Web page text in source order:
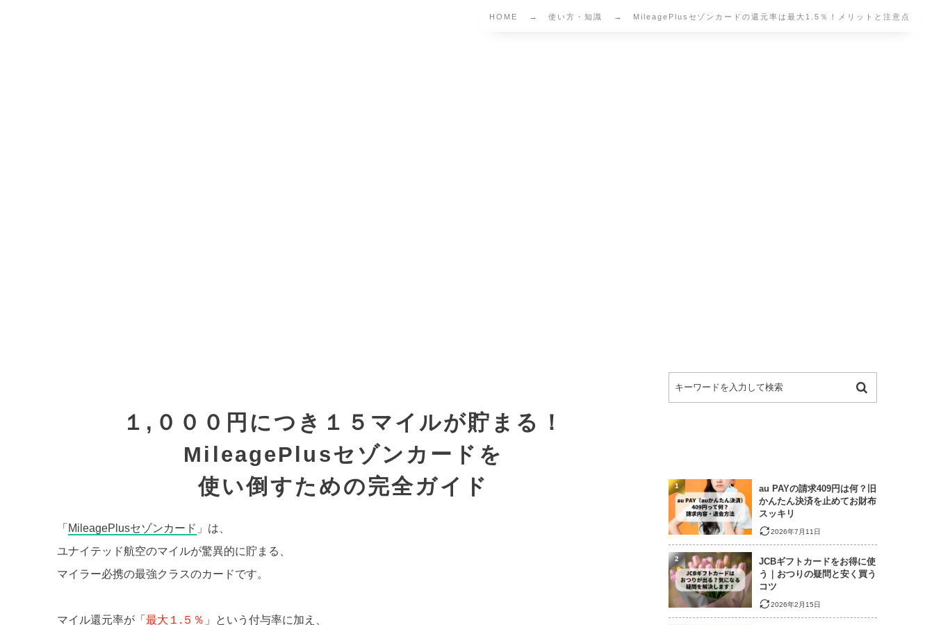
HOME 使い方・知識 MileagePlusセゾンカードの還元率は最大1.5％！メリットと注意点
１,０００円につき１５マイルが貯まる！
MileagePlusセゾンカードを
使い倒すための完全ガイド
「 MileagePlusセゾンカード 」は、
ユナイテッド航空のマイルが驚異的に貯まる、
マイラー必携の最強クラスのカードです。
マイル還元率が「 最大１.５％ 」という付与率に加え、
au PAYの請求409円は何？旧
かんたん決済を止めてお財布
スッキリ
2026年7月11日
1
JCBギフトカードをお得に使
う｜おつりの疑問と安く買う
コツ
2026年2月15日
2